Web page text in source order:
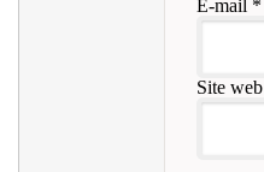
E-mail *
Site web